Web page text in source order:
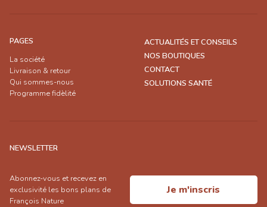
PAGES
La société
Livraison & retour
Qui sommes-nous
Programme fidèlité
ACTUALITÉS ET CONSEILS
NOS BOUTIQUES
CONTACT
SOLUTIONS SANTÉ
NEWSLETTER
Abonnez-vous et recevez en
exclusivité les bons plans de
François Nature
Je m'inscris